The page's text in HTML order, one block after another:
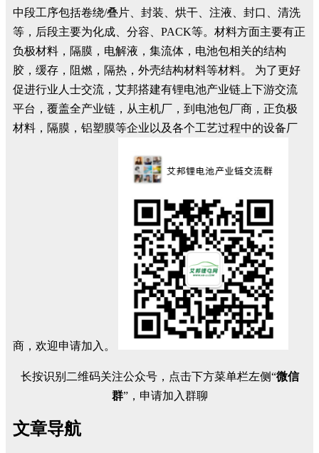
中段工序包括卷绕/叠片、封装、烘干、注液、封口、清洗
等，后段主要为化成、分容、PACK等。材料方面主要有正
负极材料，隔膜，电解液，集流体，电池包相关的结构
胶，缓存，阻燃，隔热，外壳结构材料等材料。 为了更好
促进行业人士交流，艾邦搭建有锂电池产业链上下游交流
平台，覆盖全产业链，从主机厂，到电池包厂商，正负极
材料，隔膜，铝塑膜等企业以及各个工艺过程中的设备厂
商，欢迎申请加入。
长按识别二维码关注公众号，点击下方菜单栏左侧“微信
群”，申请加入群聊
文章导航